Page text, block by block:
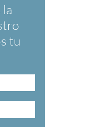
uso del
y en
tu